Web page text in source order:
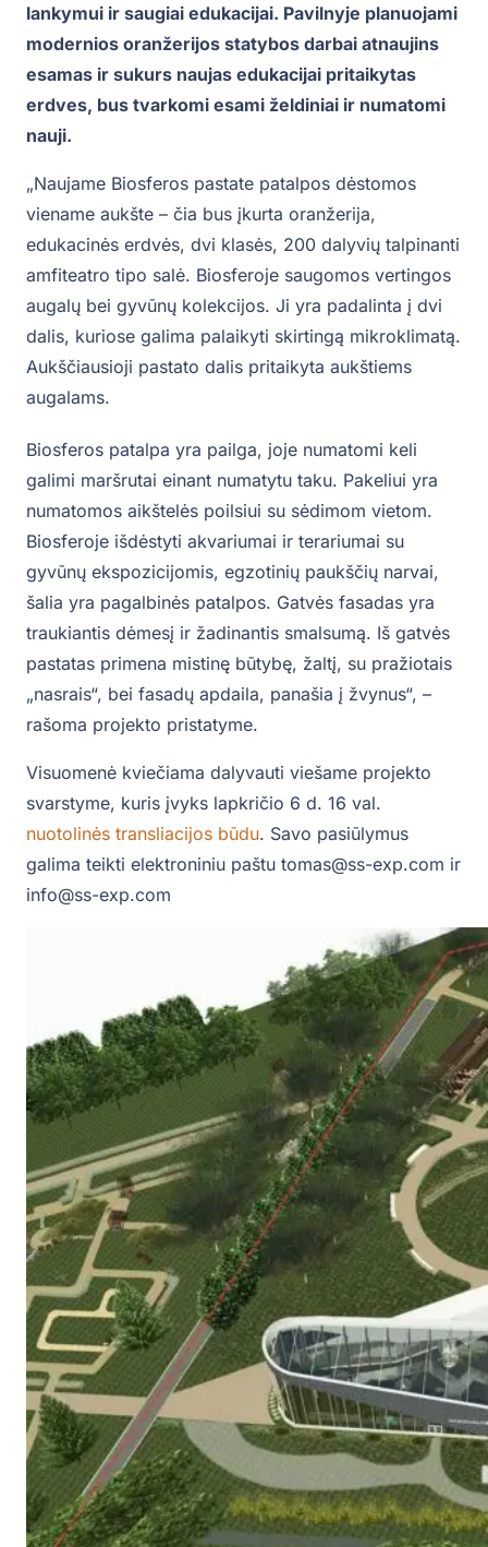
lankymui ir saugiai edukacijai. Pavilnyje planuojami
modernios oranžerijos statybos darbai atnaujins
esamas ir sukurs naujas edukacijai pritaikytas
erdves, bus tvarkomi esami želdiniai ir numatomi
nauji.
„Naujame Biosferos pastate patalpos dėstomos
viename aukšte – čia bus įkurta oranžerija,
edukacinės erdvės, dvi klasės, 200 dalyvių talpinanti
amfiteatro tipo salė. Biosferoje saugomos vertingos
augalų bei gyvūnų kolekcijos. Ji yra padalinta į dvi
dalis, kuriose galima palaikyti skirtingą mikroklimatą.
Aukščiausioji pastato dalis pritaikyta aukštiems
augalams.
Biosferos patalpa yra pailga, joje numatomi keli
galimi maršrutai einant numatytu taku. Pakeliui yra
numatomos aikštelės poilsiui su sėdimom vietom.
Biosferoje išdėstyti akvariumai ir terariumai su
gyvūnų ekspozicijomis, egzotinių paukščių narvai,
šalia yra pagalbinės patalpos. Gatvės fasadas yra
traukiantis dėmesį ir žadinantis smalsumą. Iš gatvės
pastatas primena mistinę būtybę, žaltį, su pražiotais
„nasrais“, bei fasadų apdaila, panašia į žvynus“, –
rašoma projekto pristatyme.
Visuomenė kviečiama dalyvauti viešame projekto
svarstyme, kuris įvyks lapkričio 6 d. 16 val.
nuotolinės transliacijos būdu. Savo pasiūlymus
galima teikti elektroniniu paštu tomas@ss-exp.com ir
info@ss-exp.com